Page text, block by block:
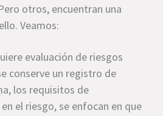
otros, encuentran una
Veamos:
evaluación de riesgos
conserve un registro de
los requisitos de
el riesgo, se enfocan en que